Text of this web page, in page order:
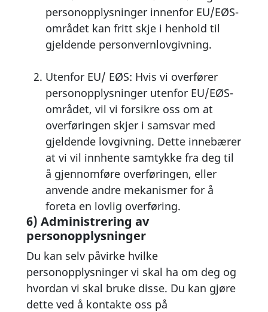
personopplysninger innenfor EU/EØS-
området kan fritt skje i henhold til
gjeldende personvernlovgivning.
Utenfor EU/ EØS: Hvis vi overfører
personopplysninger utenfor EU/EØS-
området, vil vi forsikre oss om at
overføringen skjer i samsvar med
gjeldende lovgivning. Dette innebærer
at vi vil innhente samtykke fra deg til
å gjennomføre overføringen, eller
anvende andre mekanismer for å
foreta en lovlig overføring.
6) Administrering av
personopplysninger
Du kan selv påvirke hvilke
personopplysninger vi skal ha om deg og
hvordan vi skal bruke disse. Du kan gjøre
dette ved å kontakte oss på